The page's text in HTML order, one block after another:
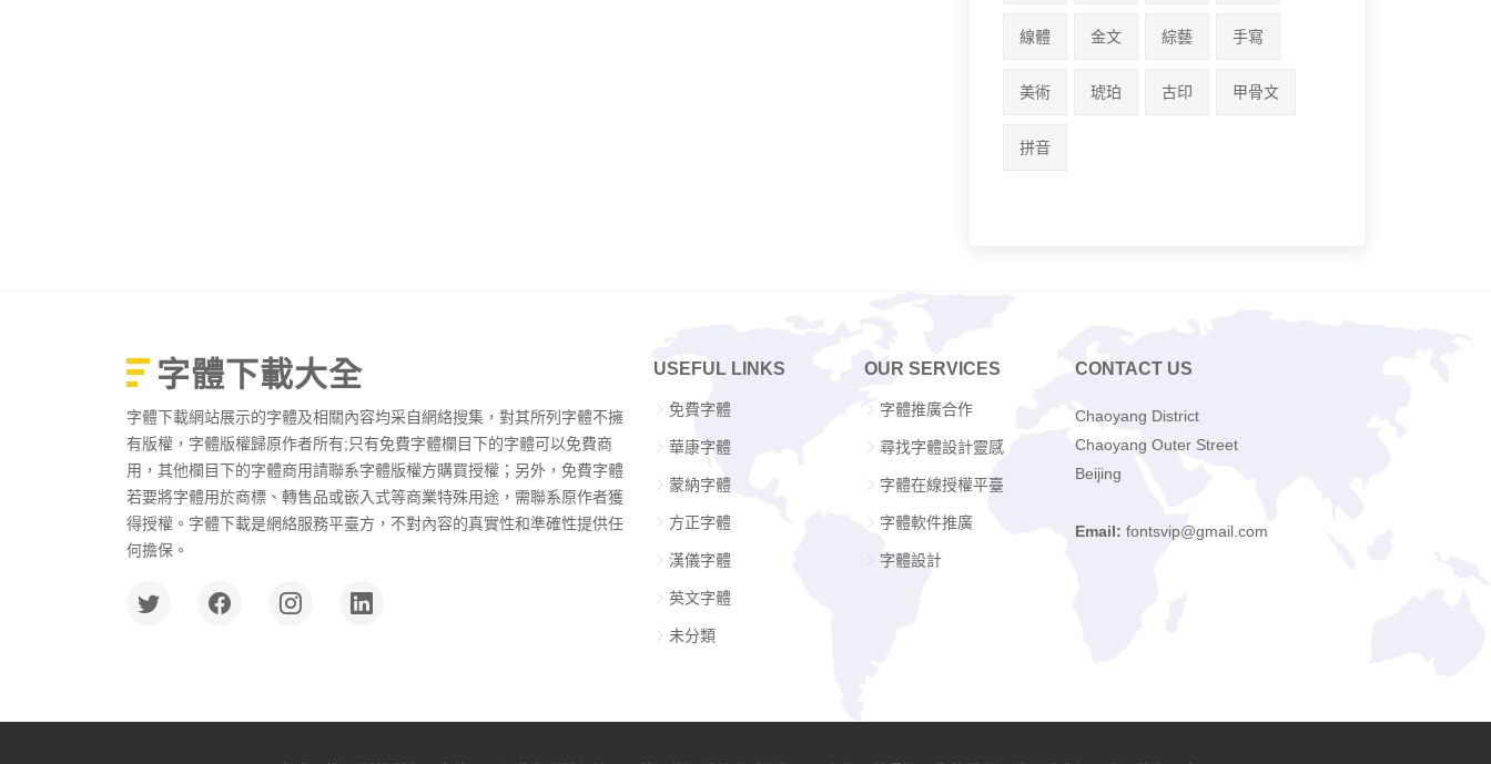
線體 金文 綜藝 手寫
美術 琥珀 古印 甲骨文
拼音
字體下載大全
字體下載網站展示的字體及相關內容均采自網絡搜集，對其所列字體不擁
有版權，字體版權歸原作者所有;只有免費字體欄目下的字體可以免費商
用，其他欄目下的字體商用請聯系字體版權方購買授權；另外，免費字體
若要將字體用於商標、轉售品或嵌入式等商業特殊用途，需聯系原作者獲
得授權。字體下載是網絡服務平臺方，不對內容的真實性和準確性提供任
何擔保。
USEFUL LINKS
免費字體
華康字體
蒙納字體
方正字體
漢儀字體
英文字體
未分類
OUR SERVICES
字體推廣合作
尋找字體設計靈感
字體在線授權平臺
字體軟件推廣
字體設計
CONTACT US
Chaoyang District
Chaoyang Outer Street
Beijing
Email: fontsvip@gmail.com